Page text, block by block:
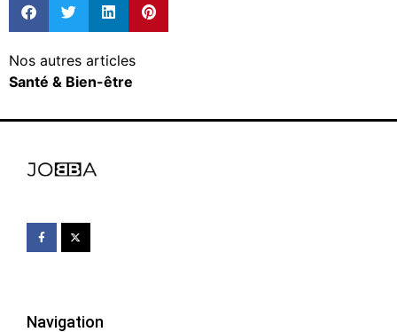
Nos autres articles
Santé & Bien-être
Navigation